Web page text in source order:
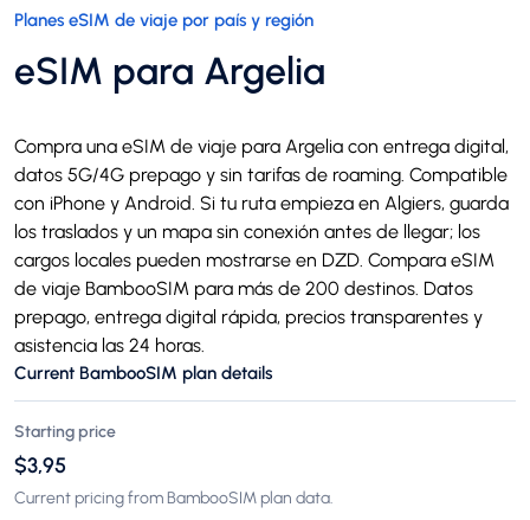
Planes eSIM de viaje por país y región
eSIM para Argelia
Compra una eSIM de viaje para Argelia con entrega digital,
datos 5G/4G prepago y sin tarifas de roaming. Compatible
con iPhone y Android. Si tu ruta empieza en Algiers, guarda
los traslados y un mapa sin conexión antes de llegar; los
cargos locales pueden mostrarse en DZD. Compara eSIM
de viaje BambooSIM para más de 200 destinos. Datos
prepago, entrega digital rápida, precios transparentes y
asistencia las 24 horas.
Current BambooSIM plan details
Starting price
$3,95
Current pricing from BambooSIM plan data.